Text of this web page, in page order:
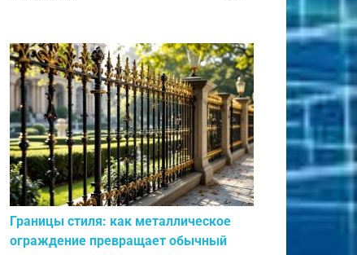
Границы стиля: как металлическое
ограждение превращает обычный